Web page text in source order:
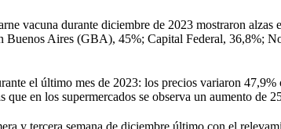
vacuna durante diciembre de 2023 mostraron alzas
Buenos Aires (GBA), 45%; Capital Federal, 36,8%;
el último mes de 2023: los precios variaron 47,9%
que en los supermercados se observa un aumento de
y tercera semana de diciembre último con el